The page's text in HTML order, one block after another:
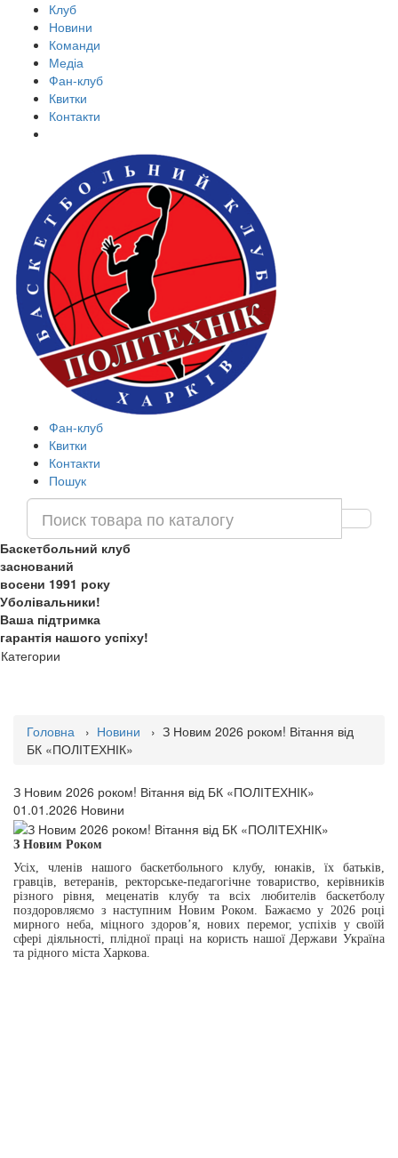
Клуб
Новини
Команди
Медіа
Фан-клуб
Квитки
Контакти
Фан-клуб
Квитки
Контакти
Пошук
Баскетбольний клуб
заснований
восени 1991 року
Уболівальники!
Ваша підтримка
гарантія нашого успіху!
Категории
Головна › Новини › З Новим 2026 роком! Вітання від
БК «ПОЛІТЕХНІК»
З Новим 2026 роком! Вітання від БК «ПОЛІТЕХНІК»
01.01.2026 Новини
З Новим Роком
Усіх, членів нашого баскетбольного клубу, юнаків, їх батьків,
гравців, ветеранів, ректорське-педагогічне товариство, керівників
різного рівня, меценатів клубу та всіх любителів баскетболу
поздоровляємо з наступним Новим Роком. Бажаємо у 2026 році
мирного неба, міцного здоров’я, нових перемог, успіхів у своїй
сфері діяльності, плідної праці на користь нашої Держави Україна
та рідного міста Харкова.